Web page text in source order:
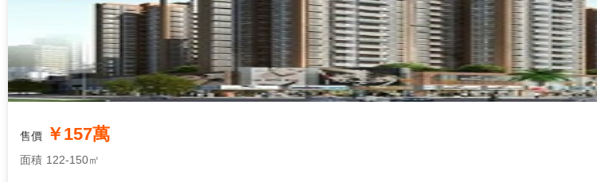
售價 ￥157萬
面積 122-150㎡